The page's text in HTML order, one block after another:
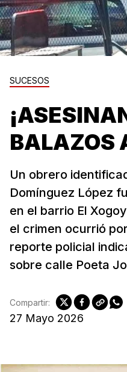
SUCESOS
BALAZOS
Un obrero
Domínguez López
en el barrio El
el crimen ocurrió
reporte policial
sobre calle Poeta
27 Mayo 2026
Compartir: